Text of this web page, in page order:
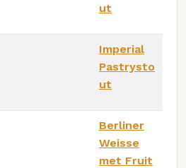
ut
Imperial
Pastrysto
ut
Berliner
Weisse
met Fruit